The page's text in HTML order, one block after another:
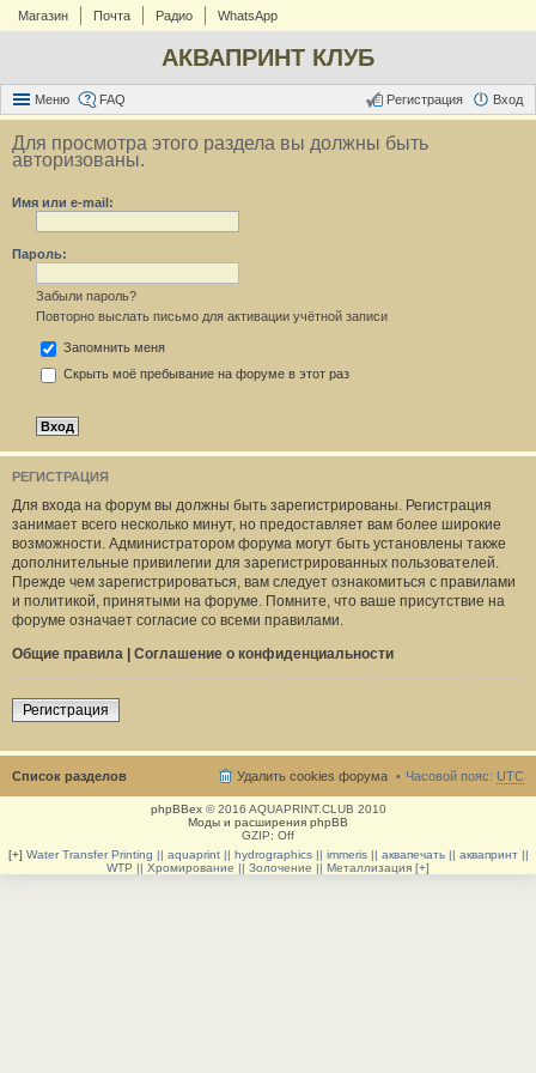
Магазин Почта Радио WhatsApp
АКВАПРИНТ КЛУБ
Меню FAQ Вход
Регистрация
Для просмотра этого раздела вы должны быть
авторизованы.
Имя или e-mail:
Пароль:
Забыли пароль?
Повторно выслать письмо для активации учётной записи
Запомнить меня
Скрыть моё пребывание на форуме в этот раз
РЕГИСТРАЦИЯ
Для входа на форум вы должны быть зарегистрированы. Регистрация
занимает всего несколько минут, но предоставляет вам более широкие
возможности. Администратором форума могут быть установлены также
дополнительные привилегии для зарегистрированных пользователей.
Прежде чем зарегистрироваться, вам следует ознакомиться с правилами
и политикой, принятыми на форуме. Помните, что ваше присутствие на
форуме означает согласие со всеми правилами.
Общие правила | Соглашение о конфиденциальности
Регистрация
Список разделов Часовой пояс: UTC
Удалить cookies форума
phpBBex© 2016 AQUAPRINT.CLUB 2010
Моды и расширения phpBB
GZIP: Off
[+] Water Transfer Printing || aquaprint || hydrographics || immeris || аквапечать || аквапринт ||
WTP || Хромирование || Золочение || Металлизация [+]